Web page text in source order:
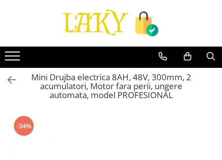
Toate Produsele
Îngrijire personală & Cosmetice
Casă & Grădină
Diverse
Accesorii telefoane & Gadgeturi
TV, Audio-Video & Foto
Gaming & Jucării
Mini Drujba electrica 8AH, 48V, 300mm, 2
acumulatori, Motor fara perii, ungere
automata, model PROFESIONAL
-34%